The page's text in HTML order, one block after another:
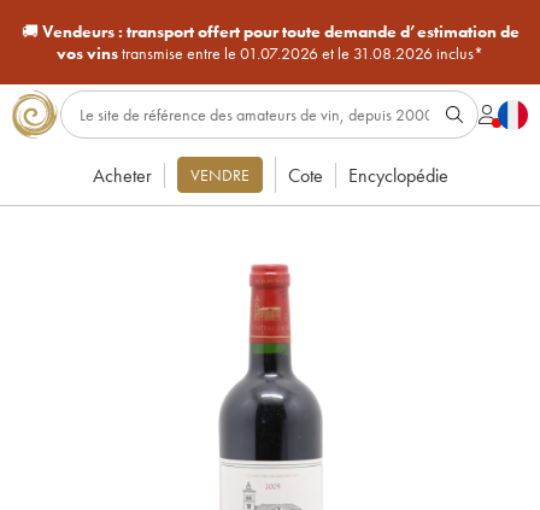
🚚Vendeurs : transport offert pour toute demande d’estimation de
vos vinstransmise entre le 01.07.2026 et le 31.08.2026 inclus*
Acheter VENDRE Cote Encyclopédie